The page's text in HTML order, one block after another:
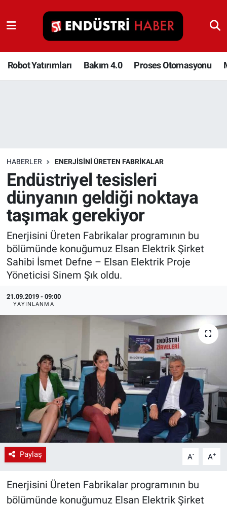
Robot Yatırımları Bakım 4.0 Proses Otomasyonu
HABERLER ENERJISINI ÜRETEN FABRIKALAR
Endüstriyel tesisleri
dünyanın geldiği noktaya
taşımak gerekiyor
Enerjisini Üreten Fabrikalar programının bu
bölümünde konuğumuz Elsan Elektrik Şirket
Sahibi İsmet Defne – Elsan Elektrik Proje
Yöneticisi Sinem Şık oldu.
21.09.2019 - 09:00
YAYINLANMA
Paylaş A- A+
Enerjisini Üreten Fabrikalar programının bu
bölümünde konuğumuz Elsan Elektrik Şirket
Robot Yatırımları
Bakım 4.0
Depolama Çözümleri
İnşaat ve Malzeme
HaberOrtak
EndüstriST
Enerjisini Üreten Fabrikalar
Endüstri 4.0 Uygulamaları
Ağır Sanayi Çözümleri